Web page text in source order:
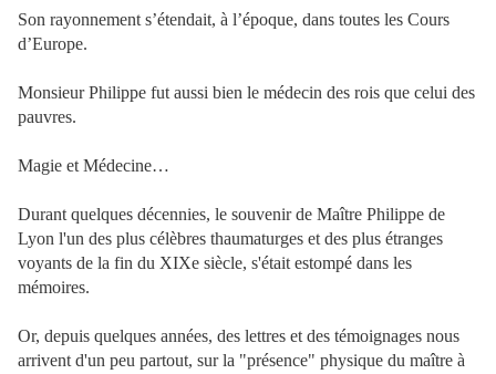
Son rayonnement s’étendait, à l’époque, dans toutes les Cours
d’Europe.
Monsieur Philippe fut aussi bien le médecin des rois que celui des
pauvres.
Magie et Médecine…
Durant quelques décennies, le souvenir de Maître Philippe de
Lyon l'un des plus célèbres thaumaturges et des plus étranges
voyants de la fin du XIXe siècle, s'était estompé dans les
mémoires.
Or, depuis quelques années, des lettres et des témoignages nous
arrivent d'un peu partout, sur la "présence" physique du maître à